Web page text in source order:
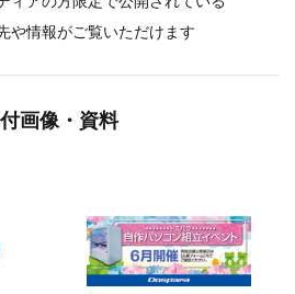
や情報がご覧いただけます
画像・資料